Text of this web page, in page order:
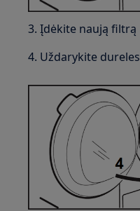
3. Įdėkite naują filtrą
4. Uždarykite dureles